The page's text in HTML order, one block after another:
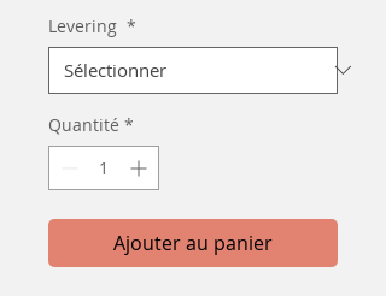
Levering *
Quantité *
Ajouter au panier